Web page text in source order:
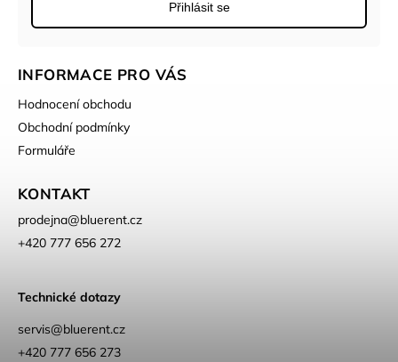
Přihlásit se
INFORMACE PRO VÁS
Hodnocení obchodu
Obchodní podmínky
Formuláře
KONTAKT
prodejna@bluerent.cz
+420 777 656 272
Technické dotazy
servis@bluerent.cz
+420 777 656 273